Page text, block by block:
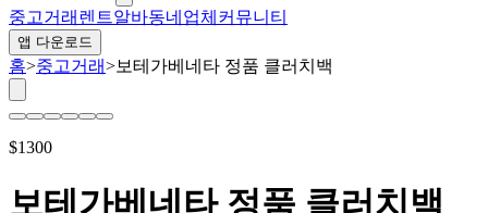
중고거래 렌트알바동네업체 커뮤니티
앱 다운로드
홈>중고거래>보테가베네타 정품 클러치백
$1300
보테가베네타 정품 클러치백